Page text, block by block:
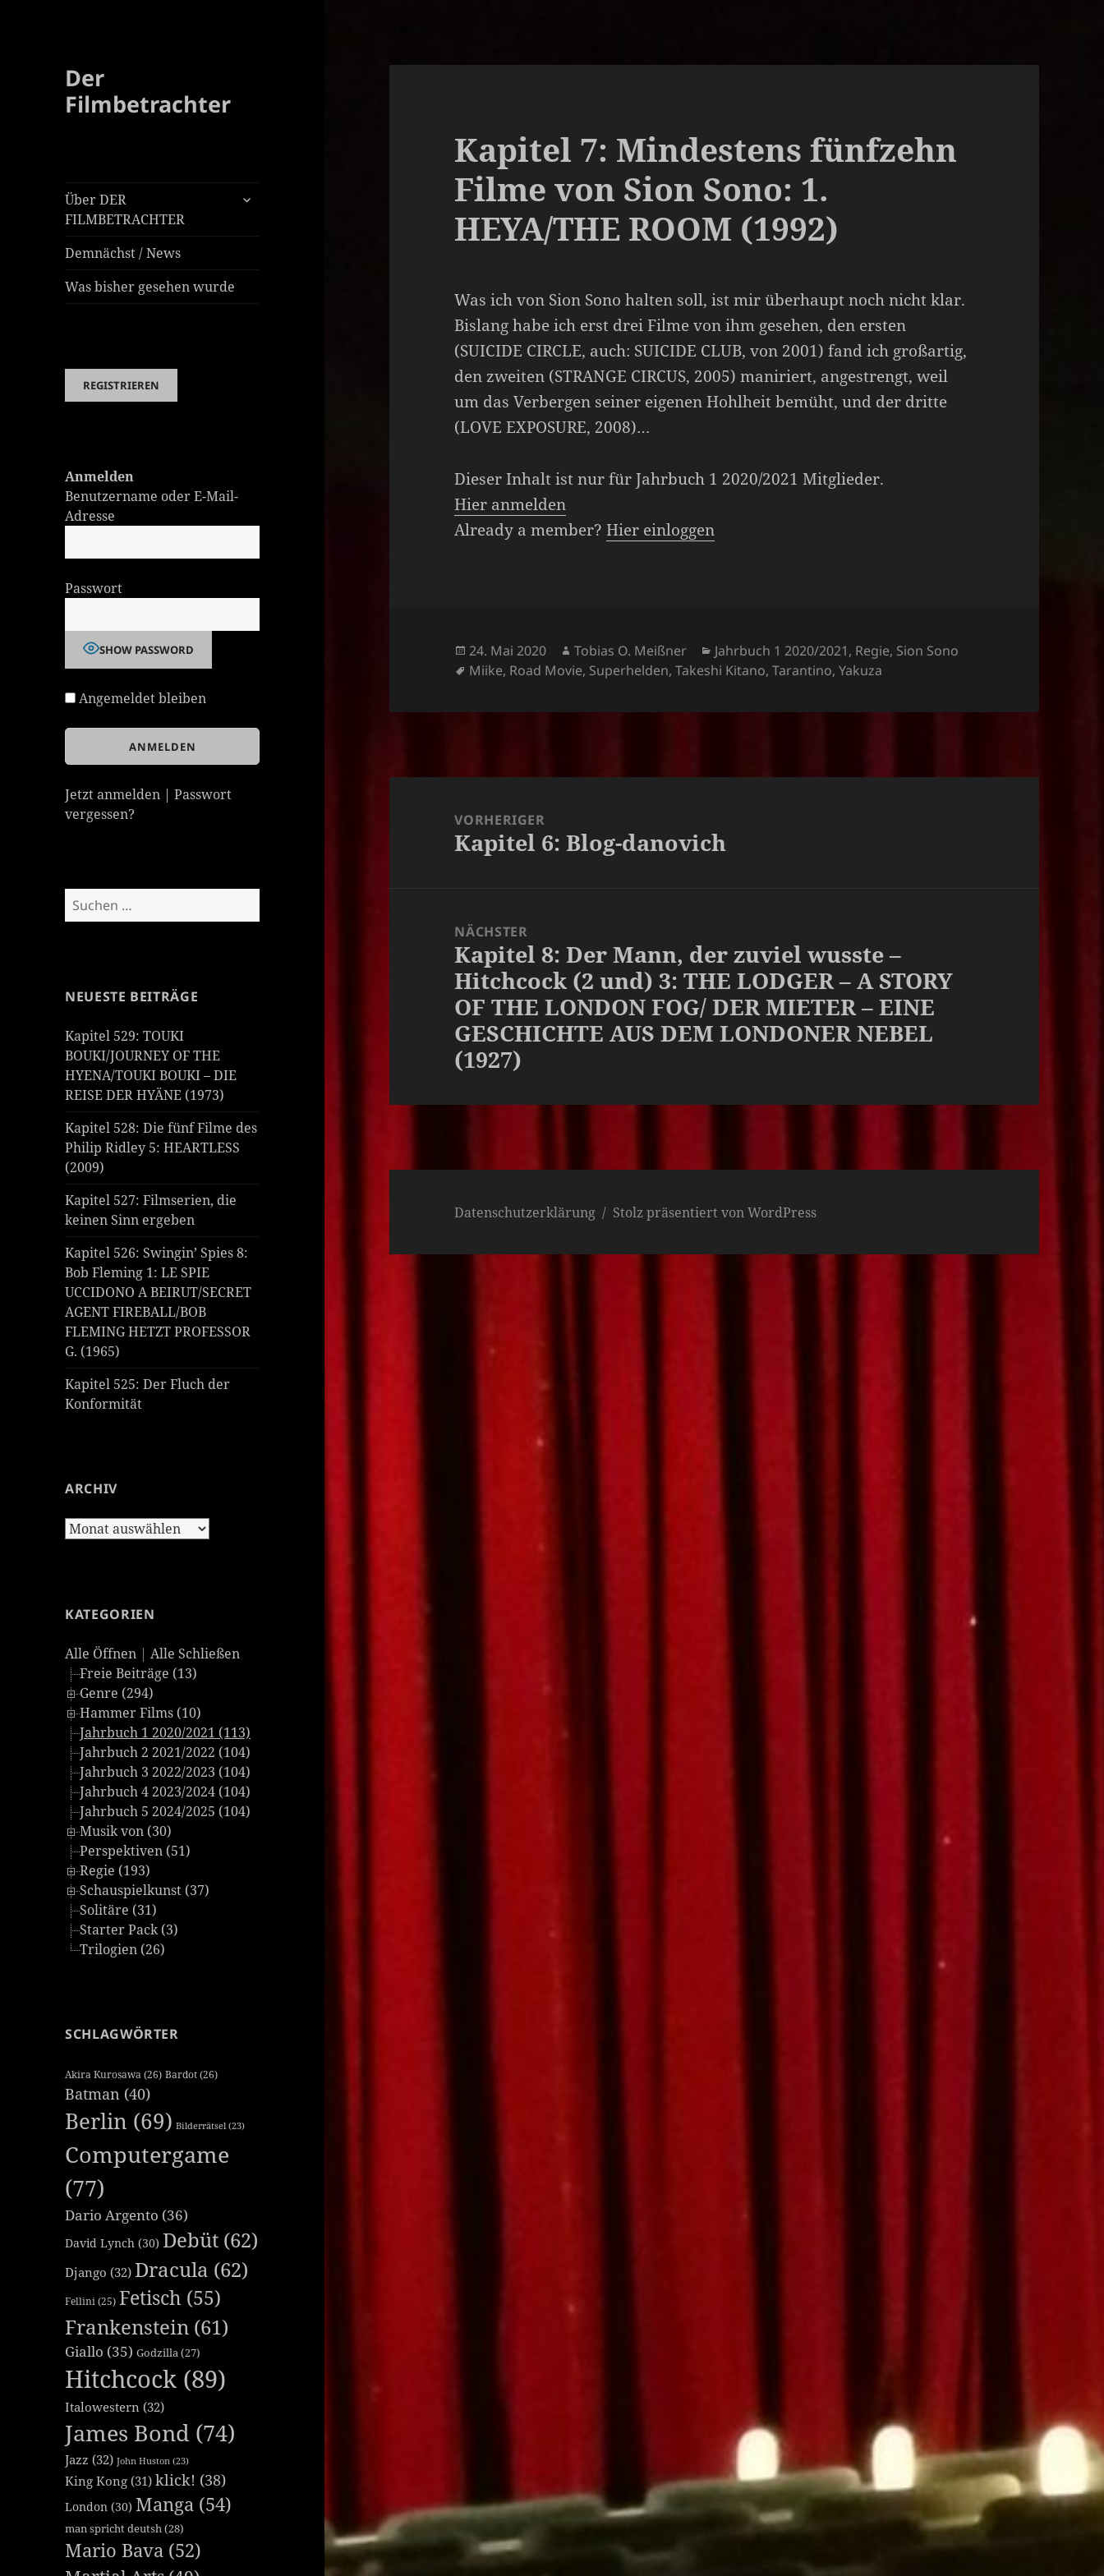
Der
Filmbetrachter
Über DER
FILMBETRACHTER
untermenü
Demnächst / News
Was bisher gesehen wurde
Anmelden
Benutzername oder E-Mail-
Adresse
Passwort
SHOW PASSWORD
Angemeldet bleiben
Jetzt anmelden |Passwort
vergessen?
Suchen
nach:
NEUESTE BEITRÄGE
Kapitel 529: TOUKI
BOUKI/JOURNEY OF THE
HYENA/TOUKI BOUKI – DIE
REISE DER HYÄNE (1973)
Kapitel 528: Die fünf Filme des
Philip Ridley 5: HEARTLESS
(2009)
Kapitel 527: Filmserien, die
keinen Sinn ergeben
Kapitel 526: Swingin’ Spies 8:
Bob Fleming 1: LE SPIE
UCCIDONO A BEIRUT/SECRET
AGENT FIREBALL/BOB
FLEMING HETZT PROFESSOR
G. (1965)
Kapitel 525: Der Fluch der
Konformität
ARCHIV
Archiv
KATEGORIEN
Alle Öffnen |Alle Schließen
Freie Beiträge (13)
Genre (294)
Hammer Films (10)
Jahrbuch 1 2020/2021 (113)
Jahrbuch 2 2021/2022 (104)
Jahrbuch 3 2022/2023 (104)
Jahrbuch 4 2023/2024 (104)
Jahrbuch 5 2024/2025 (104)
Musik von (30)
Perspektiven (51)
Regie (193)
Schauspielkunst (37)
Solitäre (31)
Starter Pack (3)
Trilogien (26)
SCHLAGWÖRTER
Akira Kurosawa (26) Bardot(26)
Batman (40)
Berlin (69) Bilderrätsel (23)
Computergame
(77)
Dario Argento (36)
David Lynch (30) Debüt (62)
Django (32) Dracula (62)
Fellini (25) Fetisch (55)
Frankenstein (61)
Giallo (35) Godzilla(27)
Hitchcock (89)
Italowestern (32)
James Bond (74)
Jazz (32) John Huston (23)
King Kong (31) klick! (38)
London (30) Manga (54)
man spricht deutsh(28)
Mario Bava (52)
Kapitel 7: Mindestens fünfzehn
Filme von Sion Sono: 1.
HEYA/THE ROOM (1992)
Was ich von Sion Sono halten soll, ist mir überhaupt noch nicht klar.
Bislang habe ich erst drei Filme von ihm gesehen, den ersten
(SUICIDE CIRCLE, auch: SUICIDE CLUB, von 2001) fand ich großartig,
den zweiten (STRANGE CIRCUS, 2005) maniriert, angestrengt, weil
um das Verbergen seiner eigenen Hohlheit bemüht, und der dritte
(LOVE EXPOSURE, 2008)…
Dieser Inhalt ist nur für Jahrbuch 1 2020/2021 Mitglieder.
Hier anmelden
Already a member?Hier einloggen
Veröffentlicht
am
24. Mai 2020 Autor
Tobias O. Meißner Kategorien
Jahrbuch 1 2020/2021, Regie, Sion Sono
Schlagwörter
Miike, Road Movie, Superhelden,Takeshi Kitano,Tarantino,Yakuza
VORHERIGER
Vorheriger
Kapitel 6: Blog-danovich
NÄCHSTER
Nächster
Beitrag:
Kapitel 8: Der Mann, der zuviel wusste –
Hitchcock (2 und) 3: THE LODGER – A STORY
OF THE LONDON FOG/ DER MIETER – EINE
GESCHICHTE AUS DEM LONDONER NEBEL
(1927)
Datenschutzerklärung Stolz präsentiert von WordPress